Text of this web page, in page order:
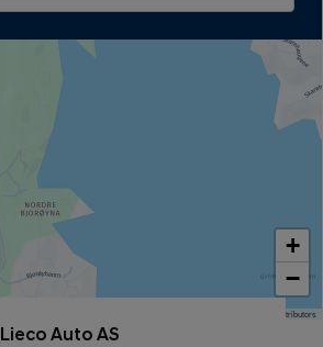
+
−
Map data © OpenStreetMap contributors
Lieco Auto AS